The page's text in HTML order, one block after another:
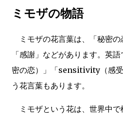
ミモザの物語
ミモザの花言葉は、「秘密の
「感謝」などがあります。英
密の恋）」「sensitivity（感
う花言葉もあります。
ミモザという花は、世界中で